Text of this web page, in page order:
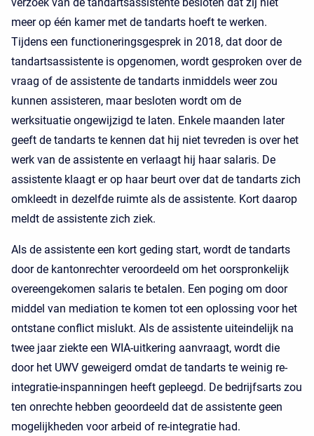
meer op één kamer met de tandarts hoeft te werken.
Tijdens een functioneringsgesprek in 2018, dat door de
tandartsassistente is opgenomen, wordt gesproken over de
vraag of de assistente de tandarts inmiddels weer zou
kunnen assisteren, maar besloten wordt om de
werksituatie ongewijzigd te laten. Enkele maanden later
geeft de tandarts te kennen dat hij niet tevreden is over het
werk van de assistente en verlaagt hij haar salaris. De
assistente klaagt er op haar beurt over dat de tandarts zich
omkleedt in dezelfde ruimte als de assistente. Kort daarop
meldt de assistente zich ziek.
Als de assistente een kort geding start, wordt de tandarts
door de kantonrechter veroordeeld om het oorspronkelijk
overeengekomen salaris te betalen. Een poging om door
middel van mediation te komen tot een oplossing voor het
ontstane conflict mislukt. Als de assistente uiteindelijk na
twee jaar ziekte een WIA-uitkering aanvraagt, wordt die
door het UWV geweigerd omdat de tandarts te weinig re-
integratie-inspanningen heeft gepleegd. De bedrijfsarts zou
ten onrechte hebben geoordeeld dat de assistente geen
mogelijkheden voor arbeid of re-integratie had.